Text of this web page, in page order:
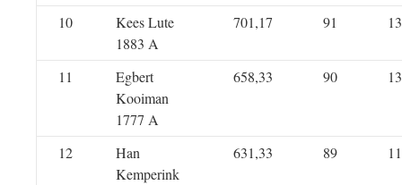
10
Kees Lute
1883 A
701,17 91 13
11
Egbert
Kooiman
1777 A
658,33 90 13
12
Han
Kemperink
631,33 89 11